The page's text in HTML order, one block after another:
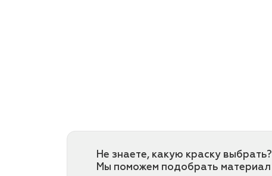
Не знаете, какую краску выбрать?
Мы поможем подобрать материал